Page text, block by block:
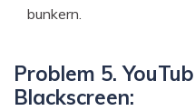
bunkern.
Problem 5.
Blackscreen: